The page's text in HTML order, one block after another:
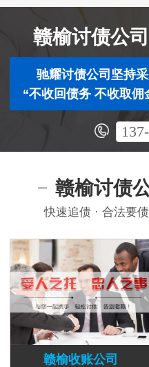
赣榆讨债公
驰耀讨债公司坚持
“不收回债务 不收取佣
赣榆讨债
快速追债 · 合法要
赣榆收账公司